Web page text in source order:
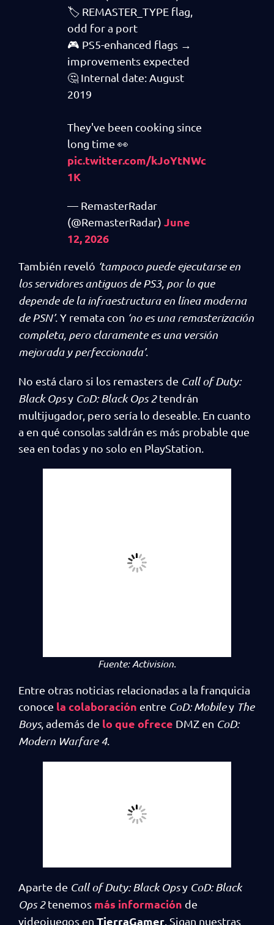
🏷️ REMASTER_TYPE flag,
odd for a port
🎮 PS5-enhanced flags →
improvements expected
🤔 Internal date: August
2019
They've been cooking since
long time 👀
pic.twitter.com/kJoYtNWc
1K
— RemasterRadar
(@RemasterRadar) June
12, 2026
También reveló ‘tampoco puede ejecutarse en
los servidores antiguos de PS3, por lo que
depende de la infraestructura en línea moderna
de PSN’. Y remata con ‘no es una remasterización
completa, pero claramente es una versión
mejorada y perfeccionada’.
No está claro si los remasters de Call of Duty:
Black Opsy CoD: Black Ops 2tendrán
multijugador, pero sería lo deseable. En cuanto
a en qué consolas saldrán es más probable que
sea en todas y no solo en PlayStation.
Fuente: Activision.
Entre otras noticias relacionadas a la franquicia
conoce la colaboración entre CoD: Mobiley The
Boys, además de lo que ofrece DMZ en CoD:
Modern Warfare 4.
Aparte de Call of Duty: Black Opsy CoD: Black
Ops 2tenemos más información de
videojuegos en TierraGamer. Sigan nuestras